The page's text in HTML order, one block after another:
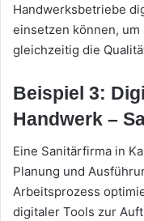
Handwerksbetriebe
einsetzen können,
gleichzeitig die
Beispiel 3:
Handwerk –
Eine Sanitärfirma in
Planung und
Arbeitsprozess
digitaler Tools zur